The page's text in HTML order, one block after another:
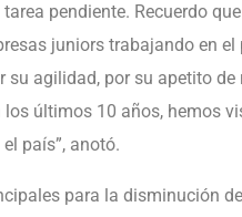
pendiente. Recuerdo
juniors trabajando en el
agilidad, por su apetito de
últimos 10 años, hemos
país”, anotó.
para la disminución